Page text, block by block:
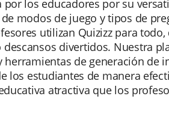
los educadores por su
modos de juego y tipos de
utilizan Quizizz para
divertidos. Nuestra
de generación de
los estudiantes de manera
atractiva que los